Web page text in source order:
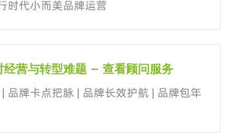
时代小而美品牌运营
经营与转型难题 – 查看顾问服务
品牌卡点把脉 | 品牌长效护航 | 品牌包年